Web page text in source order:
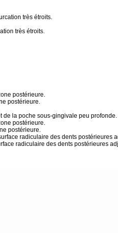
très étroits.
très étroits.
postérieure.
postérieure.
de la poche sous-gingivale peu profonde.
postérieure.
postérieure.
radiculaire des dents postérieures
radiculaire des dents postérieures